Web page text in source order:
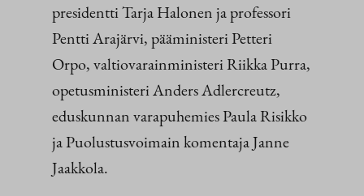
presidentti Tarja Halonen ja professori
Pentti Arajärvi, pääministeri Petteri
Orpo, valtiovarainministeri Riikka Purra,
opetusministeri Anders Adlercreutz,
eduskunnan varapuhemies Paula Risikko
ja Puolustusvoimain komentaja Janne
Jaakkola.